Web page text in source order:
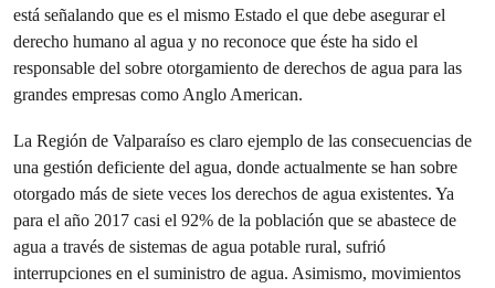
está señalando que es el mismo Estado el que debe asegurar el
derecho humano al agua y no reconoce que éste ha sido el
responsable del sobre otorgamiento de derechos de agua para las
grandes empresas como Anglo American.
La Región de Valparaíso es claro ejemplo de las consecuencias de
una gestión deficiente del agua, donde actualmente se han sobre
otorgado más de siete veces los derechos de agua existentes. Ya
para el año 2017 casi el 92% de la población que se abastece de
agua a través de sistemas de agua potable rural, sufrió
interrupciones en el suministro de agua. Asimismo, movimientos